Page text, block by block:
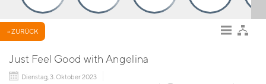
« ZURÜCK
Just Feel Good with Angelina
Dienstag, 3. Oktober 2023